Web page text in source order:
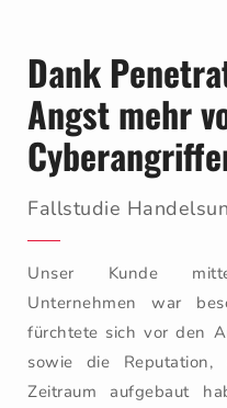
Dank
Angst mehr
Fallstudie
Unser Kunde
Unternehmen war
fürchtete sich vor den
sowie die
Zeitraum aufgebaut